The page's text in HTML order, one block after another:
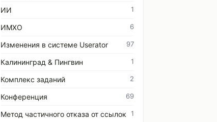
ИИ 1
ИМХО 6
Изменения в системе Userator 97
Калининград & Пингвин 1
Комплекс заданий 2
Конференция 69
Метод частичного отказа от ссылок 1